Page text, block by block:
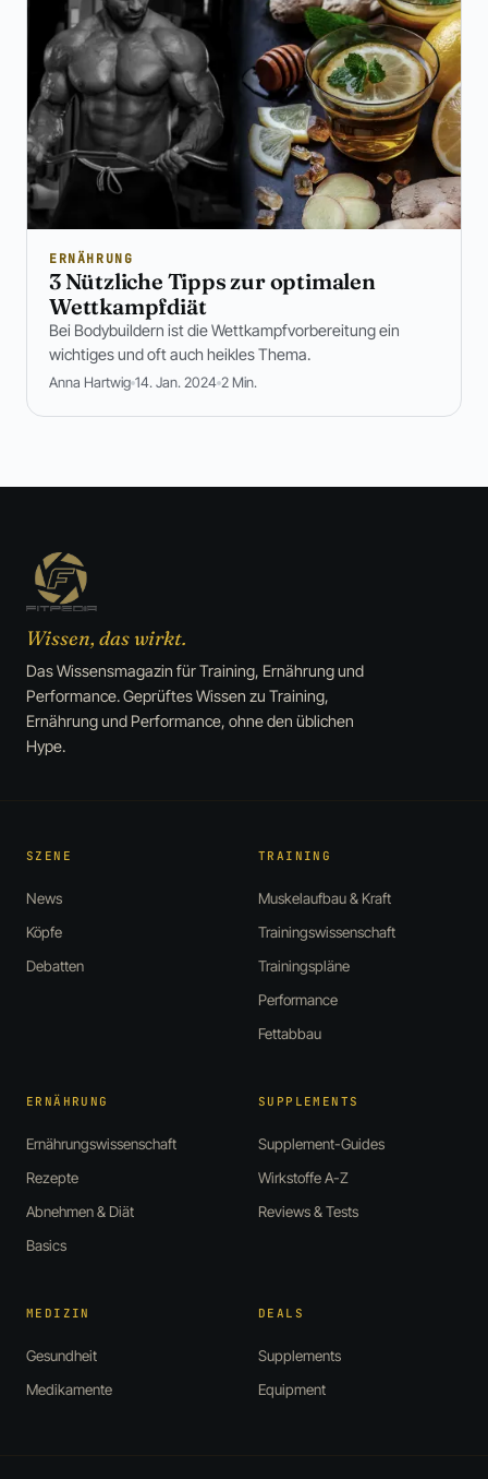
ERNÄHRUNG
3 Nützliche Tipps zur optimalen
Wettkampfdiät
Bei Bodybuildern ist die Wettkampfvorbereitung ein
wichtiges und oft auch heikles Thema.
Anna Hartwig 14. Jan. 2024 2 Min.
Wissen, das wirkt.
Das Wissensmagazin für Training, Ernährung und
Performance. Geprüftes Wissen zu Training,
Ernährung und Performance, ohne den üblichen
Hype.
SZENE
News
Köpfe
Debatten
TRAINING
Muskelaufbau & Kraft
Trainingswissenschaft
Trainingspläne
Performance
Fettabbau
ERNÄHRUNG
Ernährungswissenschaft
Rezepte
Abnehmen & Diät
Basics
SUPPLEMENTS
Supplement-Guides
Wirkstoffe A-Z
Reviews & Tests
MEDIZIN
Gesundheit
Medikamente
DEALS
Supplements
Equipment